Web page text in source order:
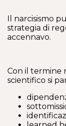
Il narcisismo
strategia di
accennavo.
Con il termine
scientifico si